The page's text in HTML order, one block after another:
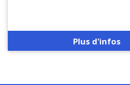
Plus d'infos